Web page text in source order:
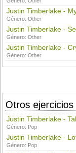
Justin Timberlake -
Género:Other
Justin Timberlake -
Género:Other
Justin Timberlake -
Género:Other
Otros ejercicios
Justin Timberlake -
Género: Pop
Justin Timberlake -
Género: Pop